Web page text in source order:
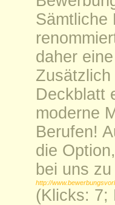
Sämtliche
daher
Deckblatt
moderne
Berufen!
die
bei uns
http://
(Klicks: 7;